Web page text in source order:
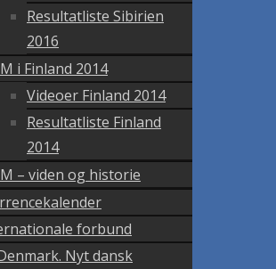
Resultatliste Sibirien
2016
i Finland 2014
Videoer Finland 2014
Resultatliste Finland
2014
– viden og historie
forbund
Nyt dansk